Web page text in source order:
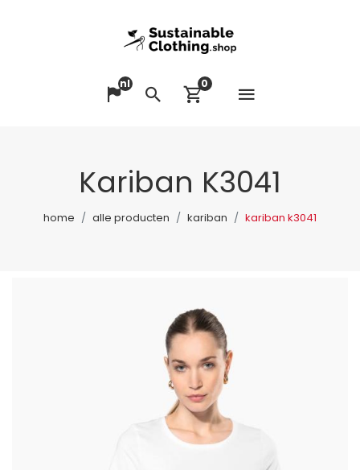
Taal veranderen
nl
ZoekenWinkelwagen
0
Kariban K3041
home alle producten kariban kariban k3041